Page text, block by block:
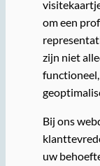
om een
zijn niet
Bij ons
uw